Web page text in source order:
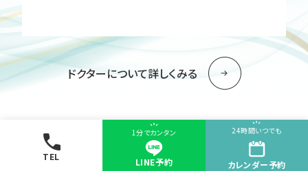
TEL
1分でカンタン
LINE予約
24時間いつでも
カレンダー予約
ドクターについて詳しくみる